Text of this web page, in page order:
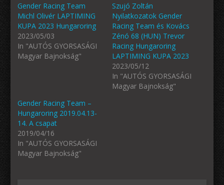
Gender Racing Team
Michl Olivér LAPTIMING
KUPA 2023 Hungaroring
2023/05/03
In "AUTÓS GYORSASÁGI
Magyar Bajnokság"
Szujó Zoltán
Nyilatkozatok Gender
Racing Team és Kovács
Zénó 68 (HUN) Trevor
Racing Hungaroring
LAPTIMING KUPA 2023
2023/05/12
In "AUTÓS GYORSASÁGI
Magyar Bajnokság"
Gender Racing Team –
Hungaroring 2019.04.13-
14. A csapat
2019/04/16
In "AUTÓS GYORSASÁGI
Magyar Bajnokság"